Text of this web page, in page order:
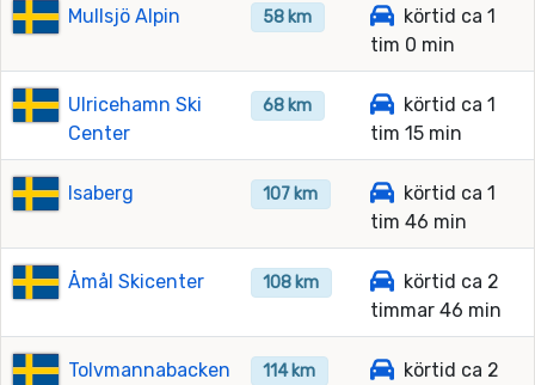
Mullsjö Alpin 58 km
körtid ca 1
tim 0 min
Ulricehamn Ski
Center
68 km
körtid ca 1
tim 15 min
Isaberg 107 km
körtid ca 1
tim 46 min
Åmål Skicenter 108 km
körtid ca 2
timmar 46 min
Tolvmannabacken 114 km
körtid ca 2